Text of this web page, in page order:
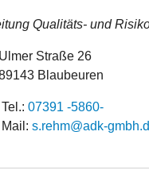
Qualitäts- und
Ulmer Straße 26
Blaubeuren
Tel.: 07391 -5860-
Mail: ed.hbmg-